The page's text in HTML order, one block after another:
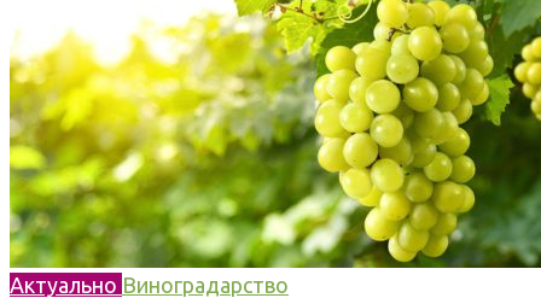
Актуально Виноградарство